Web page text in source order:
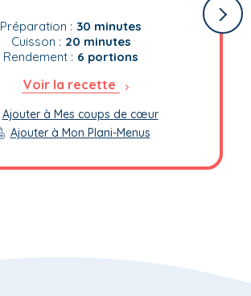
Préparation : 30 minutes
Cuisson : 20 minutes
Rendement : 6 portions
Voir la recette
Ajouter à Mes coups de cœur
Ajouter à Mon Plani-Menus